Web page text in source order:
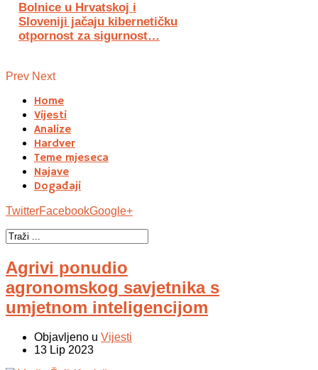
Bolnice u Hrvatskoj i
Sloveniji jačaju kibernetičku
otpornost za sigurnost…
Prev Next
Home
Vijesti
Analize
Hardver
Teme mjeseca
Najave
Događaji
TwitterFacebookGoogle+
Agrivi ponudio
agronomskog savjetnika s
umjetnom inteligencijom
Objavljeno u Vijesti
13 Lip 2023